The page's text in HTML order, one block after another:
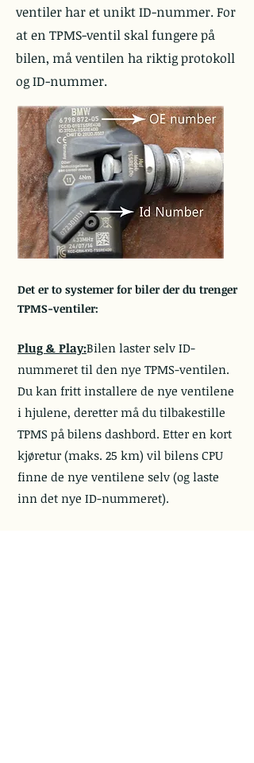
ventiler har et unikt ID-nummer. For
at en TPMS-ventil skal fungere på
bilen, må ventilen ha riktig protokoll
og ID-nummer.
Det er to systemer for biler der du trenger
TPMS-ventiler:
Plug & Play:Bilen laster selv ID-
nummeret til den nye TPMS-ventilen.
Du kan fritt installere de nye ventilene
i hjulene, deretter må du tilbakestille
TPMS på bilens dashbord. Etter en kort
kjøretur (maks. 25 km) vil bilens CPU
finne de nye ventilene selv (og laste
inn det nye ID-nummeret).